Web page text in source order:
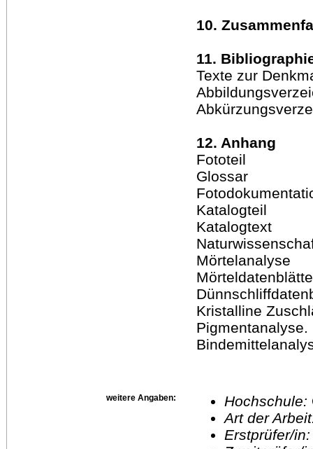
10.
11.
Texte zur
12. Anhang
Fototeil
Glossar
Katalogteil
Katalogtext
Mörtelanalyse
Kristalline
Pigmentanalyse.
weitere Angaben: Hochschule:
Art der
Erstprüfer/